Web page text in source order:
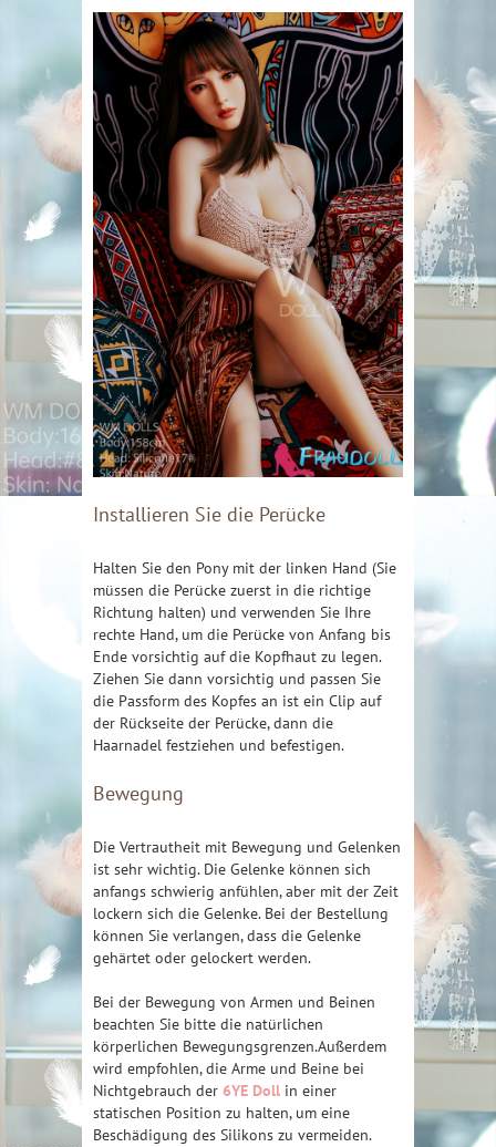
Installieren Sie die Perücke
Halten Sie den Pony mit der linken Hand (Sie
müssen die Perücke zuerst in die richtige
Richtung halten) und verwenden Sie Ihre
rechte Hand, um die Perücke von Anfang bis
Ende vorsichtig auf die Kopfhaut zu legen.
Ziehen Sie dann vorsichtig und passen Sie
die Passform des Kopfes an ist ein Clip auf
der Rückseite der Perücke, dann die
Haarnadel festziehen und befestigen.
Bewegung
Die Vertrautheit mit Bewegung und Gelenken
ist sehr wichtig. Die Gelenke können sich
anfangs schwierig anfühlen, aber mit der Zeit
lockern sich die Gelenke. Bei der Bestellung
können Sie verlangen, dass die Gelenke
gehärtet oder gelockert werden.
Bei der Bewegung von Armen und Beinen
beachten Sie bitte die natürlichen
körperlichen Bewegungsgrenzen.Außerdem
wird empfohlen, die Arme und Beine bei
Nichtgebrauch der 6YE Doll in einer
statischen Position zu halten, um eine
Beschädigung des Silikons zu vermeiden.